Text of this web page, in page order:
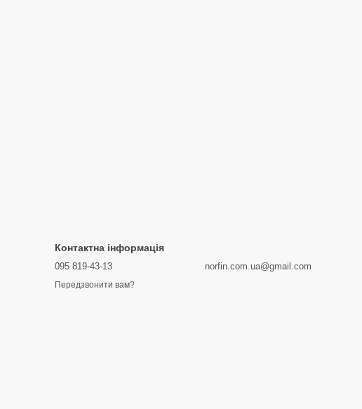
Контактна інформація
095 819-43-13
Передзвонити вам?
norfin.com.ua@gmail.com